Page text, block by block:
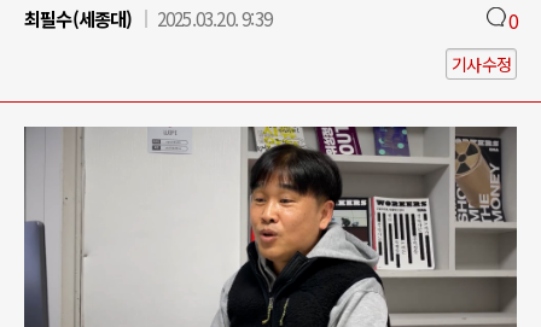
최필수(세종대)
2025.03.20. 9:39 0
기사수정